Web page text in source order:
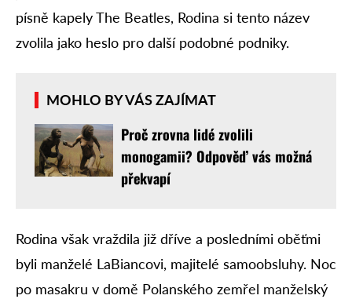
písně kapely The Beatles, Rodina si tento název
zvolila jako heslo pro další podobné podniky.
MOHLO BY VÁS ZAJÍMAT
Proč zrovna lidé zvolili
monogamii? Odpověď vás možná
překvapí
Rodina však vraždila již dříve a posledními oběťmi
byli manželé LaBiancovi, majitelé samoobsluhy. Noc
po masakru v domě Polanského zemřel manželský